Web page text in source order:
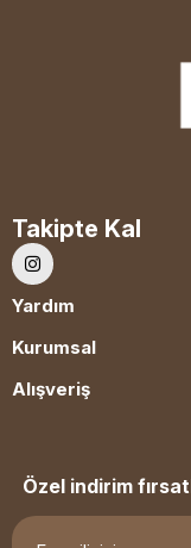
Takipte Kal
Yardım
Kurumsal
Alışveriş
Özel indirim